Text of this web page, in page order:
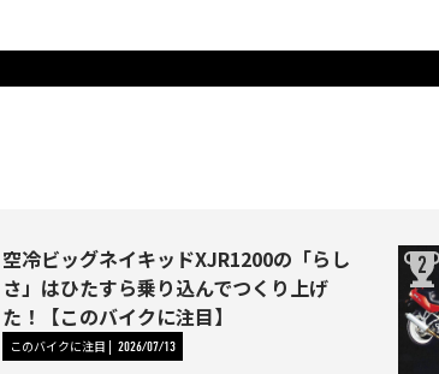
空冷ビッグネイキッドXJR1200の「らし
さ」はひたすら乗り込んでつくり上げ
た！【このバイクに注目】
このバイクに注目 2026/07/13